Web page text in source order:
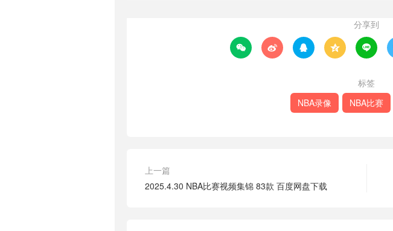
分享到
    
标签
NBA录像
NBA比赛
上一篇
2025.4.30 NBA比赛视频集锦 83款 百度网盘下载